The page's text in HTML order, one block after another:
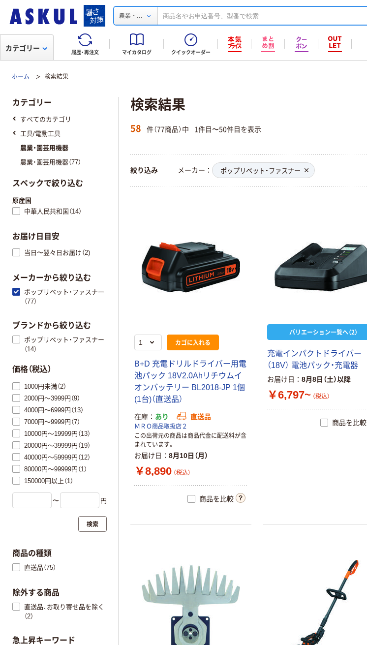
農業・ ...
履歴・再注文 マイカタログ クイックオーダー
カテゴリー
ホーム 検索結果
検索結果
58 件（77商品）中 1件目〜50件目を表示
絞り込み メーカー ポップリベット・ファスナー
カゴに入れる
B+D 充電 ド リ ル ド ライバー用 電
池パック 18V2.0Ah リ チウムイ
オ ンバッテ リ ー B L2018-JP 1個
(1台)（直送品）
在庫 あり 直送品
ＭＲＯ商品取扱店２
この出荷元の商品は商品代金に配送料が含
まれています。
お届け日 8月10日（月）
￥8,890 （税込）
商品を比較
バリエーション一覧へ（2）
充電イ ンパク ト ド ライバー
（18V） 電池パック ・充電器
お届け日 8月8日（土）以降
￥6,797~ （税込）
商品を比較
カテゴリー
すべてのカテゴリ
工具/電動工具
農業・園芸用機器
農業・園芸用機器（77）
スペックで絞り込む
原産国
中華人民共和国（14）
お届け日目安
当日〜翌々日お届け（2)
メーカーから絞り込む
ポップリベット・ファスナー
（77）
ブランドから絞り込む
ポップリベット・ファスナー
（14）
価格（税込）
1000円未満（2）
2000円～3999円（9）
4000円～6999円（13）
7000円～9999円（7）
10000円～19999円（13）
20000円～39999円（19）
40000円～59999円（12）
80000円～99999円（1）
150000円以上（1）
〜 円
検索
商品の種類
直送品（75）
除外する商品
直送品、お取り寄せ品を除く
（2）
急上昇キーワード